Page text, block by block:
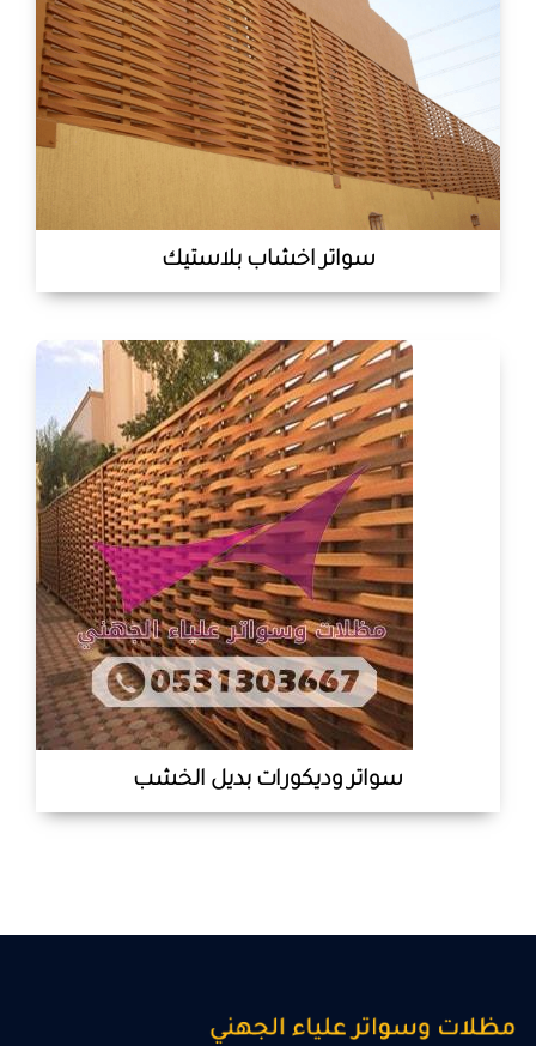
سواتر اخشاب بلاستيك
سواتر وديكورات بديل الخشب